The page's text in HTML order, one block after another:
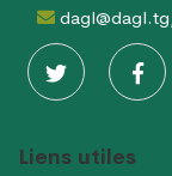
Liens utiles